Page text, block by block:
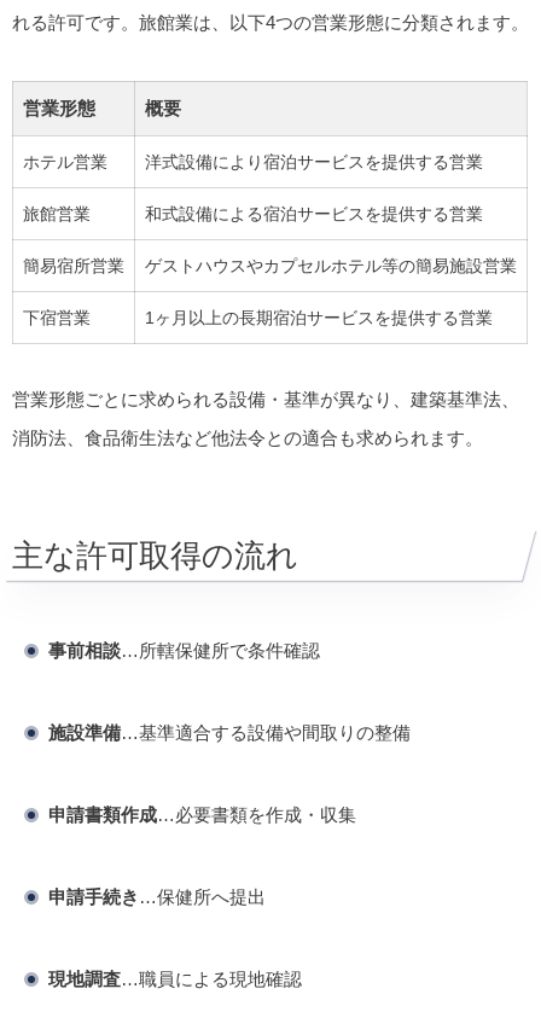
れる許可です。旅館業は、以下4つの営業形態に分類されます。
営業形態 概要
ホテル営業 洋式設備により宿泊サービスを提供する営業
旅館営業 和式設備による宿泊サービスを提供する営業
簡易宿所営業 ゲストハウスやカプセルホテル等の簡易施設営業
下宿営業 1ヶ月以上の長期宿泊サービスを提供する営業
営業形態ごとに求められる設備・基準が異なり、建築基準法、
消防法、食品衛生法など他法令との適合も求められます。
主な許可取得の流れ
事前相談…所轄保健所で条件確認
施設準備…基準適合する設備や間取りの整備
申請書類作成…必要書類を作成・収集
申請手続き …保健所へ提出
現地調査…職員による現地確認